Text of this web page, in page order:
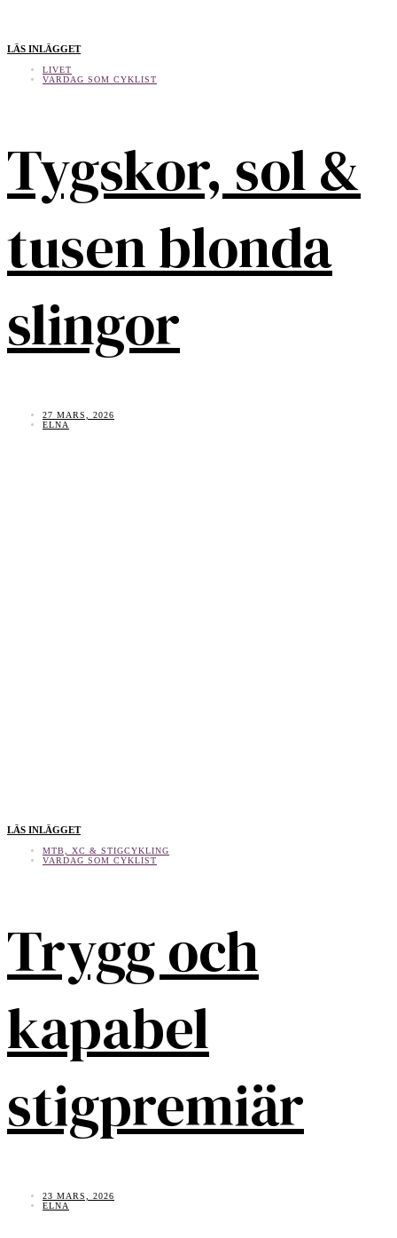
LÄS INLÄGGET
LIVET
VARDAG SOM CYKLIST
Tygskor, sol &
tusen blonda
slingor
27 MARS, 2026
ELNA
LÄS INLÄGGET
MTB, XC & STIGCYKLING
VARDAG SOM CYKLIST
Trygg och
kapabel
stigpremiär
23 MARS, 2026
ELNA